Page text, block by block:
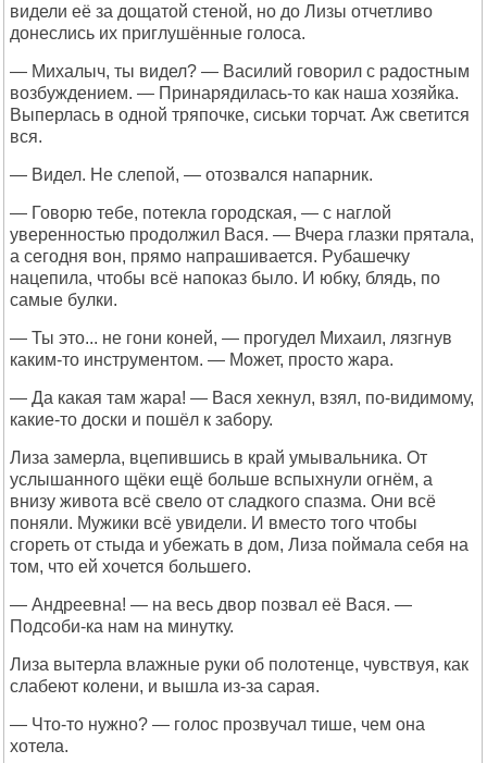
видели её за дощатой стеной, но до Лизы отчетливо
донеслись их приглушённые голоса.
— Михалыч, ты видел? — Василий говорил с радостным
возбуждением. — Принарядилась-то как наша хозяйка.
Выперлась в одной тряпочке, сиськи торчат. Аж светится
вся.
— Видел. Не слепой, — отозвался напарник.
— Говорю тебе, потекла городская, — с наглой
уверенностью продолжил Вася. — Вчера глазки прятала,
а сегодня вон, прямо напрашивается. Рубашечку
нацепила, чтобы всё напоказ было. И юбку, блядь, по
самые булки.
— Ты это... не гони коней, — прогудел Михаил, лязгнув
каким-то инструментом. — Может, просто жара.
— Да какая там жара! — Вася хекнул, взял, по-видимому,
какие-то доски и пошёл к забору.
Лиза замерла, вцепившись в край умывальника. От
услышанного щёки ещё больше вспыхнули огнём, а
внизу живота всё свело от сладкого спазма. Они всё
поняли. Мужики всё увидели. И вместо того чтобы
сгореть от стыда и убежать в дом, Лиза поймала себя на
том, что ей хочется большего.
— Андреевна! — на весь двор позвал её Вася. —
Подсоби-ка нам на минутку.
Лиза вытерла влажные руки об полотенце, чувствуя, как
слабеют колени, и вышла из-за сарая.
— Что-то нужно? — голос прозвучал тише, чем она
хотела.